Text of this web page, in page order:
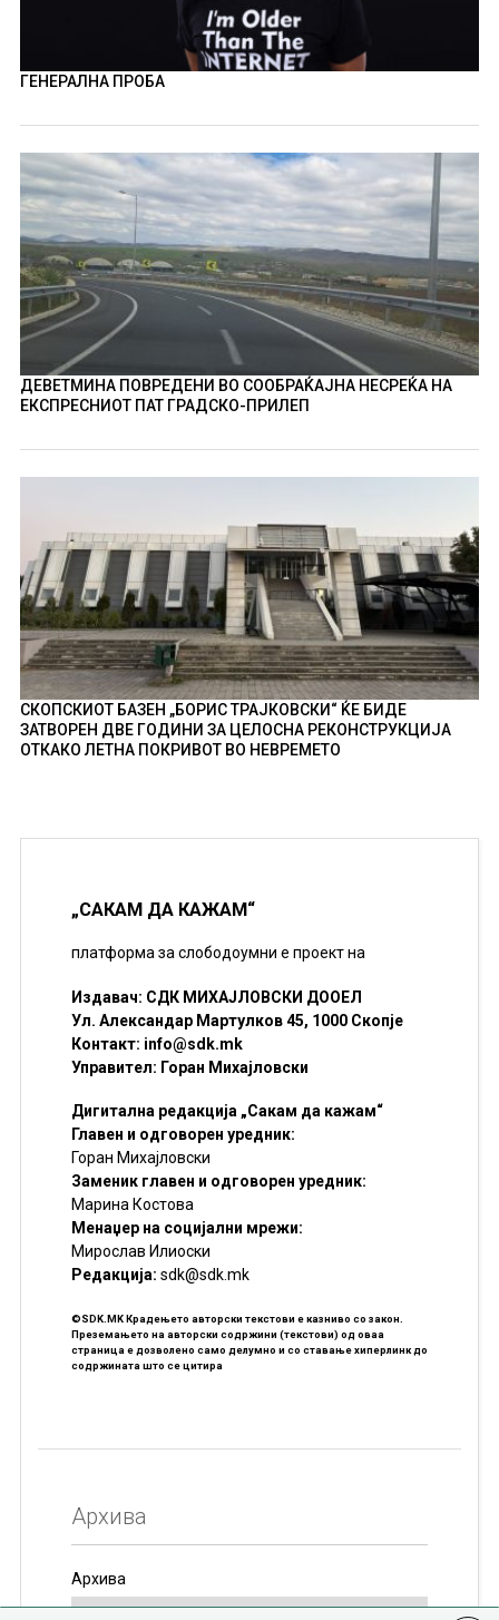
ГЕНЕРАЛНА ПРОБА
ДЕВЕТМИНА ПОВРЕДЕНИ ВО СООБРАЌАЈНА НЕСРЕЌА НА
ЕКСПРЕСНИОТ ПАТ ГРАДСКО-ПРИЛЕП
СКОПСКИОТ БАЗЕН „БОРИС ТРАЈКОВСКИ“ ЌЕ БИДЕ
ЗАТВОРЕН ДВЕ ГОДИНИ ЗА ЦЕЛОСНА РЕКОНСТРУКЦИЈА
ОТКАКО ЛЕТНА ПОКРИВОТ ВО НЕВРЕМЕТО
„САКАМ ДА КАЖАМ“
платформа за слободоумни е проект на
Издавач: СДК МИХАЈЛОВСКИ ДООЕЛ
Ул. Александар Мартулков 45, 1000 Скопје
Контакт: info@sdk.mk
Управител: Горан Михајловски
Дигитална редакција „Сакам да кажам“
Главен и одговорен уредник:
Горан Михајловски
Заменик главен и одговорен уредник:
Марина Костова
Менаџер на социјални мрежи:
Мирослав Илиоски
Редакцијa: sdk@sdk.mk
©SDK.MK Крадењето авторски текстови е казниво со закон.
Преземањето на авторски содржини (текстови) од оваа
страница е дозволено само делумно и со ставање хиперлинк до
содржината што се цитира
Архива
Архива